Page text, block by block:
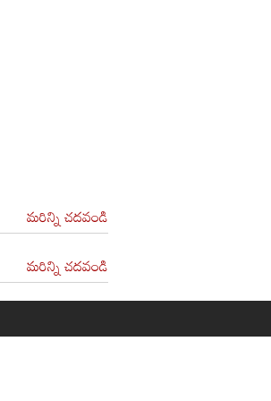
మరిన్ని చదవండి
మరిన్ని చదవండి